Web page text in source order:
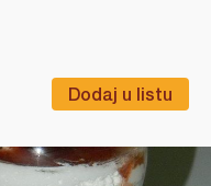
Dodaj u listu